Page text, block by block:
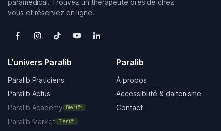
paramédical. Trouvez un thérapeute près de chez
vous et réservez en ligne.
L’univers Paralib
Paralib Praticiens
Paralib Actus
Paralib Academy
Bientôt
Paralib Market Bientôt
Paralib
À propos
Accessibilité & daltonisme
Contact